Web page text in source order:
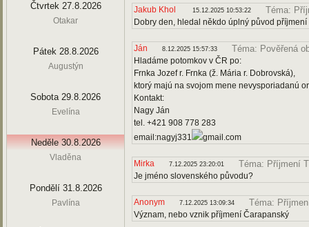
Čtvrtek 27.8.2026
Otakar
Pátek 28.8.2026
Augustýn
Sobota 29.8.2026
Evelína
Neděle 30.8.2026
Vladěna
Pondělí 31.8.2026
Pavlína
Jakub Khol 15.12.2025 10:53:22 Téma:
Dobry den, hledal někdo úplný původ příjmení
Ján 8.12.2025 15:57:33 Téma: Pověřená
Hladáme potomkov v ČR po:
Frnka Jozef r. Frnka (ž. Mária r. Dobrovská),
ktorý majú na svojom mene nevysporiadanú
Kontakt:
Nagy Ján
tel. +421 908 778 283
email:nagyj331
gmail.com
Mirka 7.12.2025 23:20:01 Téma: Příjmení
Je jméno slovenského původu?
Anonym 7.12.2025 13:09:34 Téma:
Význam, nebo vznik příjmení Čarapanský